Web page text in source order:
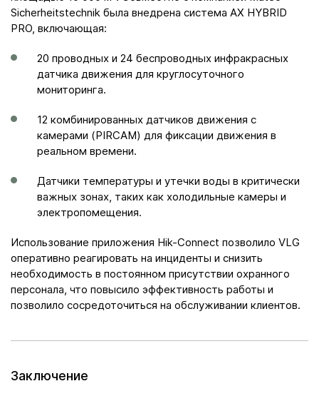
Sicherheitstechnik была внедрена система AX HYBRID
PRO, включающая:​
20 проводных и 24 беспроводных инфракрасных
датчика движения для круглосуточного
мониторинга.​
12 комбинированных датчиков движения с
камерами (PIRCAM) для фиксации движения в
реальном времени.​
Датчики температуры и утечки воды в критически
важных зонах, таких как холодильные камеры и
электропомещения.
Использование приложения Hik-Connect позволило VLG
оперативно реагировать на инциденты и снизить
необходимость в постоянном присутствии охранного
персонала, что повысило эффективность работы и
позволило сосредоточиться на обслуживании клиентов.
Заключение